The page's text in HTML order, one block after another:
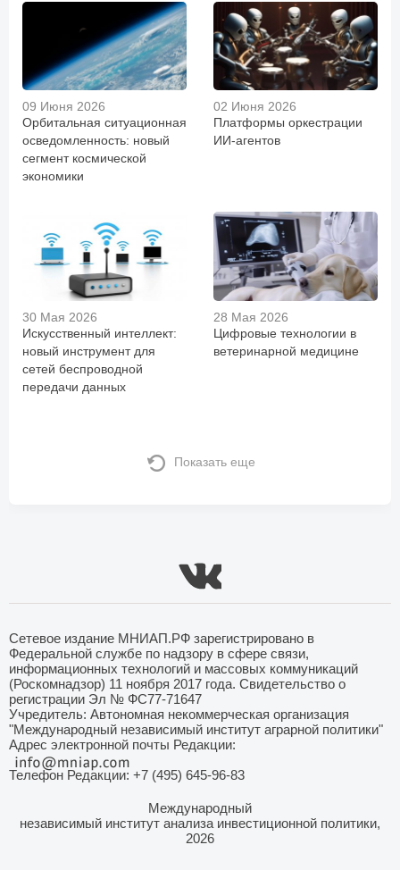
09 Июня 2026
Орбитальная ситуационная
осведомленность: новый
сегмент космической
экономики
02 Июня 2026
Платформы оркестрации
ИИ-агентов
30 Мая 2026
Искусственный интеллект:
новый инструмент для
сетей беспроводной
передачи данных
28 Мая 2026
Цифровые технологии в
ветеринарной медицине
Показать еще
Сетевое издание МНИАП.РФ зарегистрировано в
Федеральной службе по надзору в сфере связи,
информационных технологий и массовых коммуникаций
(Роскомнадзор) 11 ноября 2017 года. Свидетельство о
регистрации Эл № ФС77-71647
Учредитель: Автономная некоммерческая организация
"Международный независимый институт аграрной политики"
Адрес электронной почты Редакции:
Телефон Редакции: +7 (495) 645-96-83
Международный
независимый институт анализа инвестиционной политики,
2026